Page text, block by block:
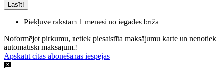
Lasīt!
Piekļuve rakstam 1 mēnesi no iegādes brīža
Noformējot pirkumu, netiek piesaistīta maksājumu karte un nenotiek
automātiski maksājumi!
Apskatīt citas abonēšanas iespējas